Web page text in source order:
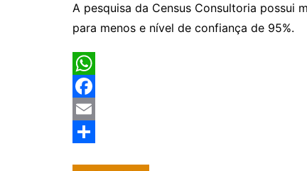
A pesquisa da Census Consultoria possui
para menos e nível de confiança de 95%.
W
h
a
F
aE